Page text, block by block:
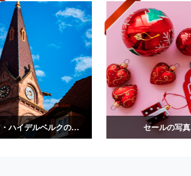
ドイツ・ハイデルベルクの建造物の写真 セールの写真